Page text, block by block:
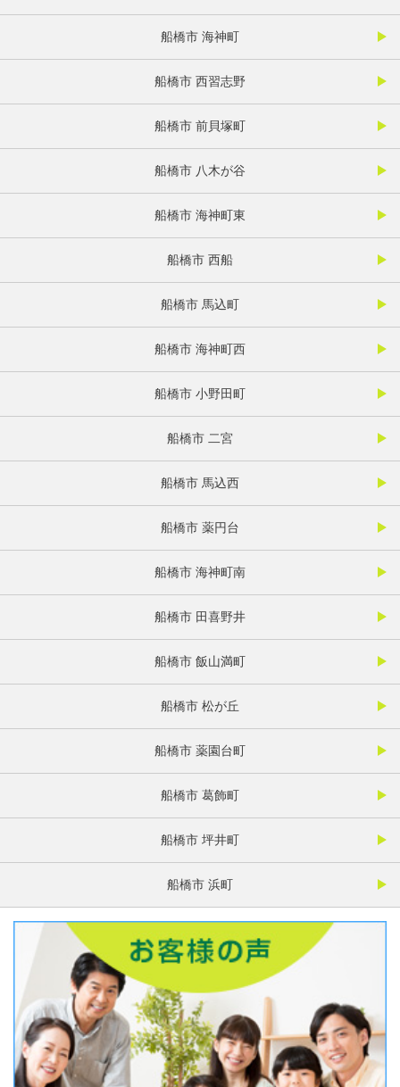
船橋市 海神町
船橋市 西習志野
船橋市 前貝塚町
船橋市 八木が谷
船橋市 海神町東
船橋市 西船
船橋市 馬込町
船橋市 海神町西
船橋市 小野田町
船橋市 二宮
船橋市 馬込西
船橋市 薬円台
船橋市 海神町南
船橋市 田喜野井
船橋市 飯山満町
船橋市 松が丘
船橋市 薬園台町
船橋市 葛飾町
船橋市 坪井町
船橋市 浜町